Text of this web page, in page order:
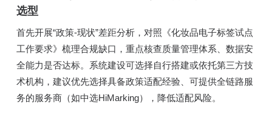
选型
首先开展“政策-现状”差距分析，对照《化妆品电子标签试点
工作要求》梳理合规缺口，重点核查质量管理体系、数据安
全能力是否达标。系统建设可选择自行搭建或依托第三方技
术机构，建议优先选择具备政策适配经验、可提供全链路服
务的服务商（如中选HiMarking），降低适配风险。